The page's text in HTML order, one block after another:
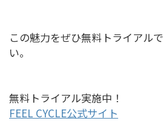
この魅力をぜひ無料トライアル
い。
無料トライアル実施中！
FEEL CYCLE公式サイト